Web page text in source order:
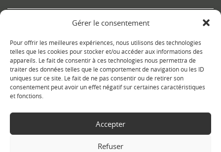
Gérer le consentement
Pour offrir les meilleures expériences, nous utilisons des technologies
telles que les cookies pour stocker et/ou accéder aux informations des
appareils. Le fait de consentir à ces technologies nous permettra de
traiter des données telles que le comportement de navigation ou les ID
uniques sur ce site. Le fait de ne pas consentir ou de retirer son
consentement peut avoir un effet négatif sur certaines caractéristiques
et fonctions.
Accepter
Refuser
Copyright ⒸLe Fontanil-Cornillon-Mentions légales -Politique de
confidentialité- Réalisation :Sukellos - Agence web WordPress -